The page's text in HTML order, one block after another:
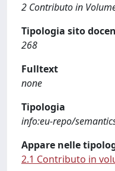
2 Contributo in
Tipologia sito
268
Fulltext
none
Tipologia
info:eu-repo/
Appare nelle
2.1 Contributo in